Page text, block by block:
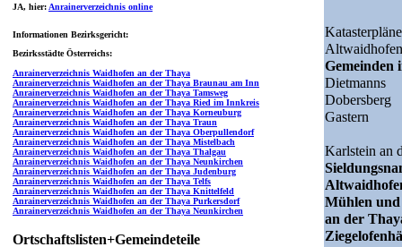
JA, hier: Anrainerverzeichnis online
Informationen Bezirksgericht:
Bezirksstädte Österreichs:
Anrainerverzeichnis Waidhofen an der Thaya
Anrainerverzeichnis Waidhofen an der Thaya Braunau am Inn
Anrainerverzeichnis Waidhofen an der Thaya Tamsweg
Anrainerverzeichnis Waidhofen an der Thaya Ried im Innkreis
Anrainerverzeichnis Waidhofen an der Thaya Korneuburg
Anrainerverzeichnis Waidhofen an der Thaya Traun
Anrainerverzeichnis Waidhofen an der Thaya Oberpullendorf
Anrainerverzeichnis Waidhofen an der Thaya Mistelbach
Anrainerverzeichnis Waidhofen an der Thaya Thalgau
Anrainerverzeichnis Waidhofen an der Thaya Neunkirchen
Anrainerverzeichnis Waidhofen an der Thaya Judenburg
Anrainerverzeichnis Waidhofen an der Thaya Telfs
Anrainerverzeichnis Waidhofen an der Thaya Knittelfeld
Anrainerverzeichnis Waidhofen an der Thaya Purkersdorf
Anrainerverzeichnis Waidhofen an der Thaya Neunkirchen
Ortschaftslisten+Gemeindeteile
Gemeinden
Dietmanns
Dobersberg
Gastern
Karlstein an
Mühlen und
an der